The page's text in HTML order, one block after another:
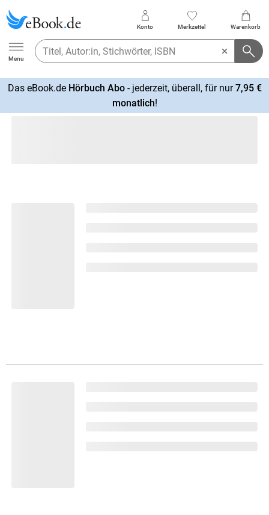
Ebook.de
Menu
Konto Merkzettel Warenkorb
Das eBook.de Hörbuch Abo- jederzeit, überall, für nur7,95 €
monatlich!